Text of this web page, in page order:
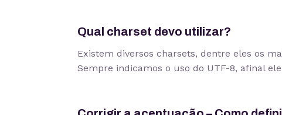
Qual charset devo utilizar?
Existem diversos charsets, dentre eles os
Sempre indicamos o uso do UTF-8, afinal